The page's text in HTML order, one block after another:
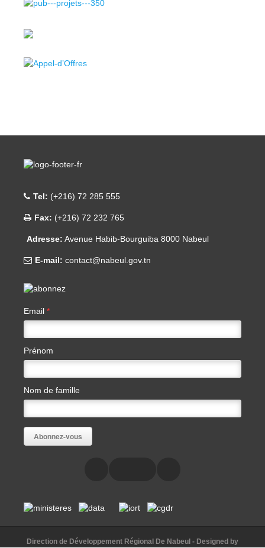
Tel: (+216) 72 285 555
Fax: (+216) 72 232 765
Adresse: Avenue Habib-Bourguiba 8000 Nabeul
E-mail: contact@nabeul.gov.tn
Email *
Prénom
Nom de famille
Direction de Développement Régional De Nabeul - Designed by